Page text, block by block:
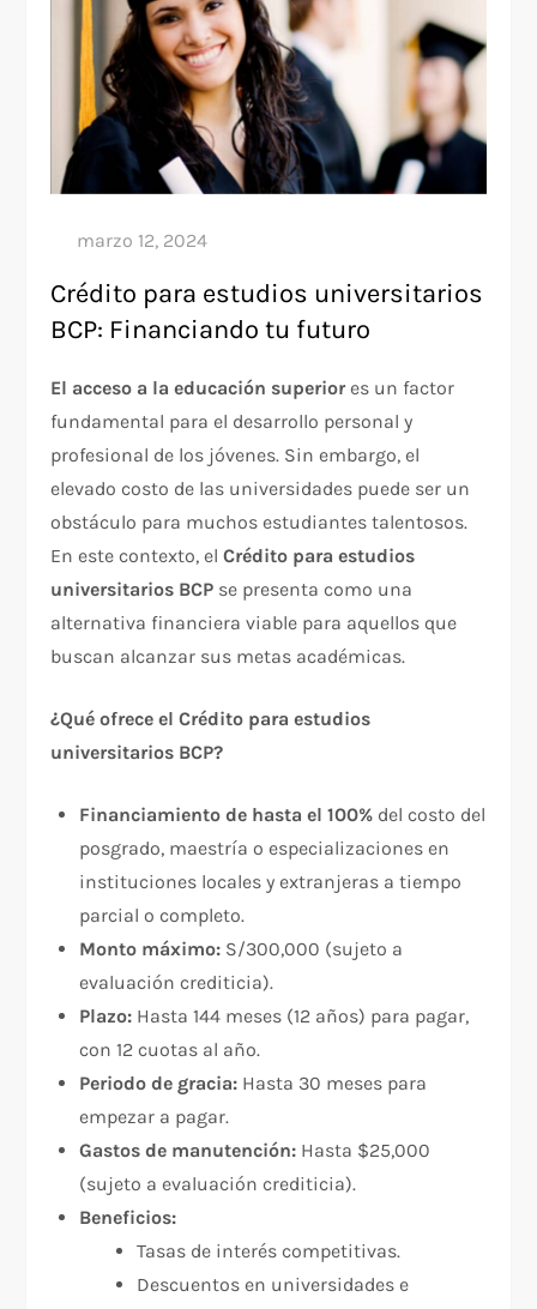
Crédito para estudios universitarios
BCP: Financiando tu futuro
El acceso a la educación superiores un factor
fundamental para el desarrollo personal y
profesional de los jóvenes. Sin embargo, el
elevado costo de las universidades puede ser un
obstáculo para muchos estudiantes talentosos.
En este contexto, elCrédito para estudios
universitarios BCP se presenta como una
alternativa financiera viable para aquellos que
buscan alcanzar sus metas académicas.
¿Qué ofrece el Crédito para estudios
universitarios BCP?
Financiamiento de hasta el 100% del costo del
posgrado, maestría o especializaciones en
instituciones locales y extranjeras a tiempo
parcial o completo.
Monto máximo: S/300,000 (sujeto a
evaluación crediticia).
Plazo: Hasta 144 meses (12 años) para pagar,
con 12 cuotas al año.
Periodo de gracia: Hasta 30 meses para
empezar a pagar.
Gastos de manutención: Hasta $25,000
(sujeto a evaluación crediticia).
Beneficios:
Tasas de interés competitivas.
Descuentos en universidades e